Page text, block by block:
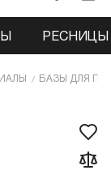
РЕСНИЦЫ
БАЗЫ ДЛЯ